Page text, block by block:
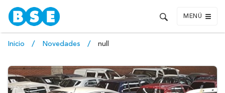
MENÚ
Inicio Novedades null